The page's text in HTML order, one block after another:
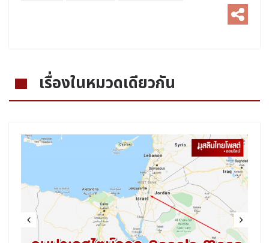
เรื่องในหมวดเดียวกัน